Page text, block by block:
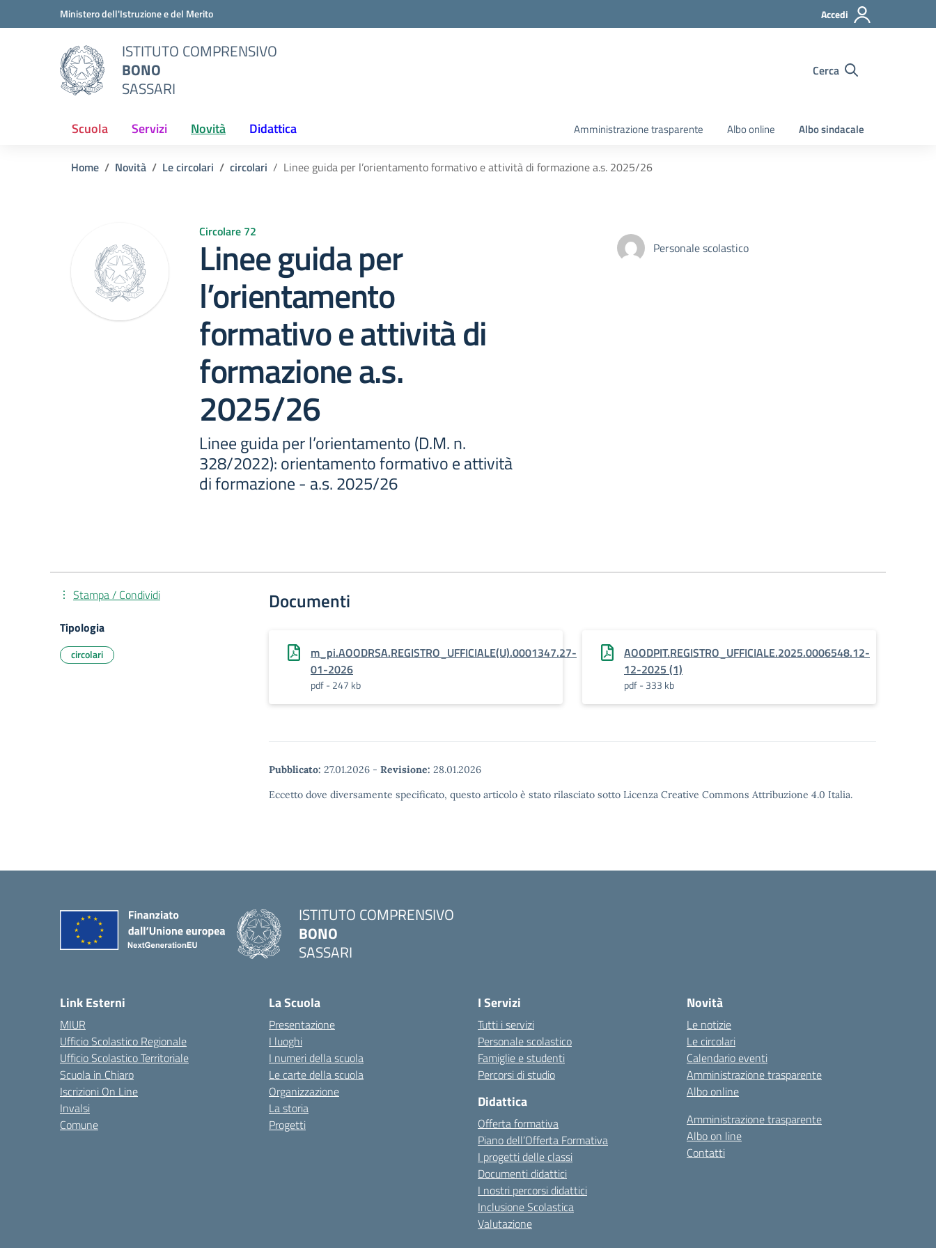
Vai ai contenuti
Vai al menu di navigazioneMinistero dell'Istruzione e del Merito Accedi
ISTITUTO COMPRENSIVO
BONO
SASSARI
Cerca
Scuola Servizi Novità Didattica Amministrazione trasparente Albo online Albo sindacale
Home Novità Le circolari circolari Linee guida per l’orientamento formativo e attività di formazione a.s. 2025/26
Circolare 72
Linee guida per
l’orientamento
formativo e attività di
formazione a.s.
2025/26
Linee guida per l’orientamento (D.M. n.
328/2022): orientamento formativo e attività
di formazione - a.s. 2025/26
Personale scolastico
Documenti
m_pi.AOODRSA.REGISTRO_UFFICIALE(U).0001347.27-
01-2026
pdf - 247 kb
AOODPIT.REGISTRO_UFFICIALE.2025.0006548.12-
12-2025 (1)
pdf - 333 kb
Pubblicato: 27.01.2026 - Revisione: 28.01.2026
Eccetto dove diversamente specificato, questo articolo è stato rilasciato sotto Licenza Creative Commons Attribuzione 4.0 Italia.
Stampa / Condividi
Tipologia
circolari
ISTITUTO COMPRENSIVO
BONO
SASSARI
Link Esterni
MIUR
Ufficio Scolastico Regionale
Ufficio Scolastico Territoriale
Scuola in Chiaro
Iscrizioni On Line
Invalsi
Comune
La Scuola
Presentazione
I luoghi
I numeri della scuola
Le carte della scuola
Organizzazione
La storia
Progetti
I Servizi
Tutti i servizi
Personale scolastico
Famiglie e studenti
Percorsi di studio
Didattica
Offerta formativa
Piano dell’Offerta Formativa
I progetti delle classi
Documenti didattici
I nostri percorsi didattici
Inclusione Scolastica
Valutazione
Novità
Le notizie
Le circolari
Calendario eventi
Amministrazione trasparente
Albo online
Amministrazione trasparente
Albo on line
Contatti